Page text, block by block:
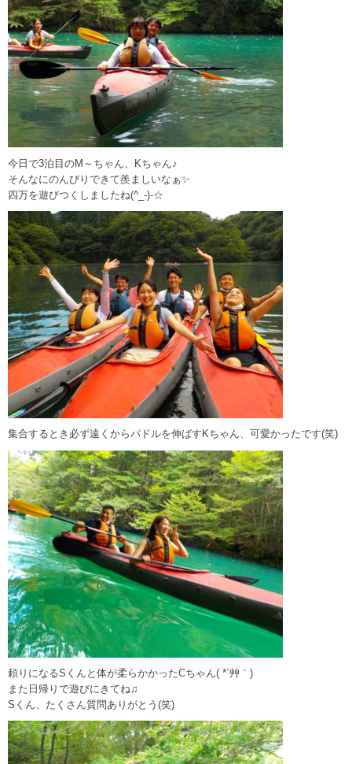
今日で3泊目のM～ちゃん、Kちゃん♪
そんなにのんびりできて羨ましいなぁ✨
四万を遊びつくしましたね(^_-)-☆
集合するとき必ず遠くからパドルを伸ばすKちゃん、可愛かったです(笑)
頼りになるSくんと体が柔らかかったCちゃん( *´艸｀)
また日帰りで遊びにきてね♫
Sくん、たくさん質問ありがとう(笑)